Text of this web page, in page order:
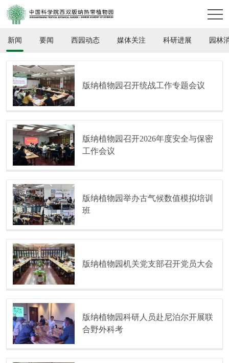
新闻 要闻 西园动态 媒体关注 科研进展 园林
版纳植物园召开统战工作专题会议
版纳植物园召开2026年度安全与保密
工作会议
版纳植物园举办古气候数值模拟培训
班
版纳植物园机关党支部召开党员大会
版纳植物园科研人员赴尼泊尔开展联
合野外科考